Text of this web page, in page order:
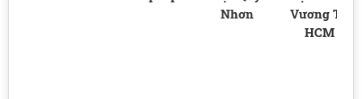
Nhơn
Vương TP
HCM